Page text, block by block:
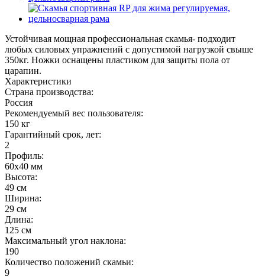
Устойчивая мощная профессиональная скамья- подходит
любых силовых упражнений с допустимой нагрузкой свыше
350кг. Ножки оснащены пластиком для защиты пола от
царапин.
Характеристики
Страна производства:
Россия
Рекомендуемый вес пользователя:
150 кг
Гарантийный срок, лет:
2
Профиль:
60x40 мм
Высота:
49 см
Ширина:
29 см
Длина:
125 см
Максимальный угол наклона:
190
Количество положений скамьи:
9